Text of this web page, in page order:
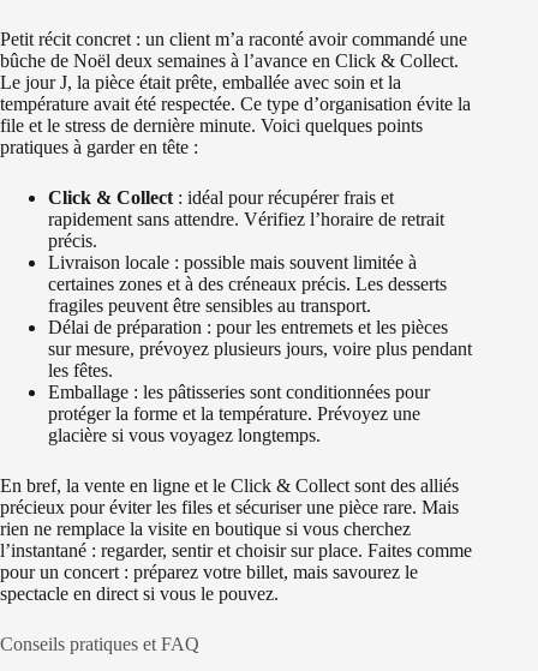
Petit récit concret : un client m’a raconté avoir commandé une
bûche de Noël deux semaines à l’avance en Click & Collect.
Le jour J, la pièce était prête, emballée avec soin et la
température avait été respectée. Ce type d’organisation évite la
file et le stress de dernière minute. Voici quelques points
pratiques à garder en tête :
Click & Collect : idéal pour récupérer frais et
rapidement sans attendre. Vérifiez l’horaire de retrait
précis.
Livraison locale : possible mais souvent limitée à
certaines zones et à des créneaux précis. Les desserts
fragiles peuvent être sensibles au transport.
Délai de préparation : pour les entremets et les pièces
sur mesure, prévoyez plusieurs jours, voire plus pendant
les fêtes.
Emballage : les pâtisseries sont conditionnées pour
protéger la forme et la température. Prévoyez une
glacière si vous voyagez longtemps.
En bref, la vente en ligne et le Click & Collect sont des alliés
précieux pour éviter les files et sécuriser une pièce rare. Mais
rien ne remplace la visite en boutique si vous cherchez
l’instantané : regarder, sentir et choisir sur place. Faites comme
pour un concert : préparez votre billet, mais savourez le
spectacle en direct si vous le pouvez.
Conseils pratiques et FAQ